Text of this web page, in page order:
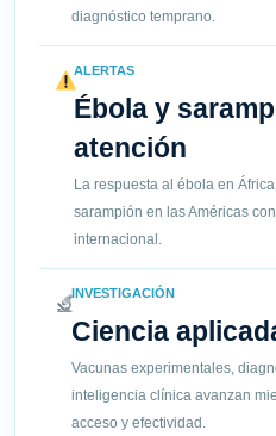
diagnóstico temprano.
ALERTAS
Ébola y
atención
La respuesta al ébola en
sarampión en las Américas
internacional.
INVESTIGACIÓN
Ciencia
Vacunas experimentales,
inteligencia clínica avanzan
acceso y efectividad.